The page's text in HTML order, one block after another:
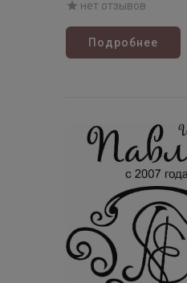
нет отзывов
Подробнее